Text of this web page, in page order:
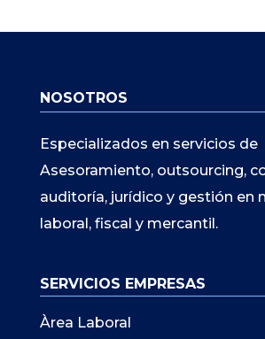
NOSOTROS
Especializados en servicios de
Asesoramiento, outsourcing,
auditoría, jurídico y gestión en
laboral, fiscal y mercantil.
SERVICIOS EMPRESAS
Àrea Laboral